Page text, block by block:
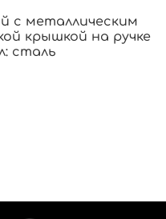
с металлическим
крышкой на ручке
сталь